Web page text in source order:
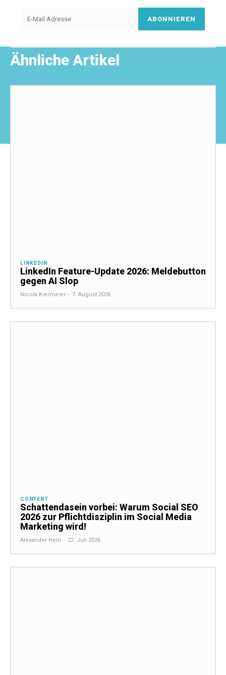
ABONNIEREN
Ähnliche Artikel
LINKEDIN
LinkedIn Feature-Update 2026: Meldebutton
gegen AI Slop
Nicola Kiermeier - 7. August 2026
CONTENT
Schattendasein vorbei: Warum Social SEO
2026 zur Pflichtdisziplin im Social Media
Marketing wird!
Alexander Hein - 22. Juli 2026